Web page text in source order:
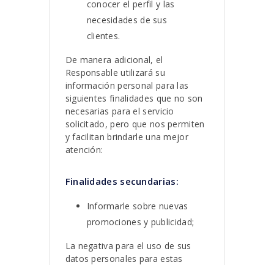
conocer el perfil y las
necesidades de sus
clientes.
De manera adicional, el
Responsable utilizará su
información personal para las
siguientes finalidades que no son
necesarias para el servicio
solicitado, pero que nos permiten
y facilitan brindarle una mejor
atención:
Finalidades secundarias:
Informarle sobre nuevas
promociones y publicidad;
La negativa para el uso de sus
datos personales para estas